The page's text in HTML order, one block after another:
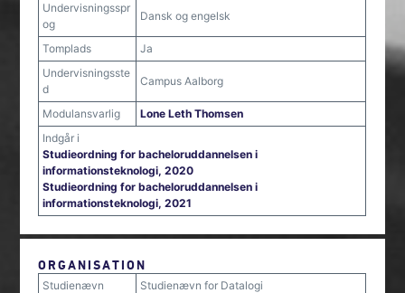
Undervisningsspr
og
Dansk og engelsk
Tomplads
Ja
Undervisningsste
d
Campus Aalborg
Modulansvarlig
Lone Leth Thomsen
Indgår i
Studieordning for bacheloruddannelsen i
informationsteknologi, 2020
Studieordning for bacheloruddannelsen i
informationsteknologi, 2021
ORGANISATION
Studienævn
Studienævn for Datalogi